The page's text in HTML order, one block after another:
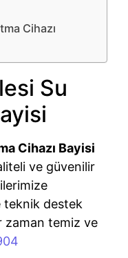
Cihazı
Su
Cihazı Bayisi
ve güvenilir
teknik destek
zaman temiz ve